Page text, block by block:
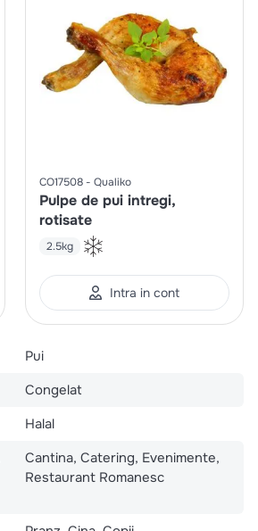
CO17508 Qualiko
Pulpe de pui intregi,
rotisate
2.5kg
Intra in cont
Pui
Congelat
Halal
Cantina, Catering, Evenimente,
Restaurant Romanesc